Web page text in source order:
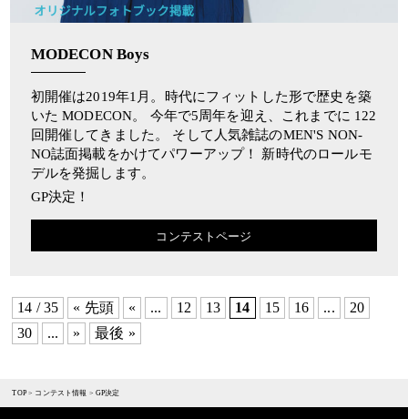
MODECON Boys
初開催は2019年1月。時代にフィットした形で歴史を築
いた MODECON。 今年で5周年を迎え、これまでに 122
回開催してきました。 そして人気雑誌のMEN'S NON-
NO誌面掲載をかけてパワーアップ！ 新時代のロールモ
デルを発掘します。
GP決定！
コンテストページ
14 / 35 « 先頭 « ... 12 13 14 15 16 ...
20
30
... » 最後 »
TOP> コンテスト情報 >GP決定